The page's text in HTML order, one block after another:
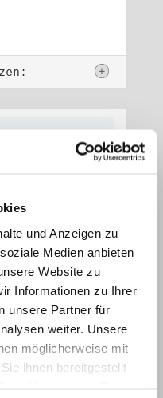
und Anzeigen zu
Medien anbieten
Website zu
Informationen zu Ihrer
unsere Partner für
weiter. Unsere
möglicherweise mit
ihnen bereitgestellt